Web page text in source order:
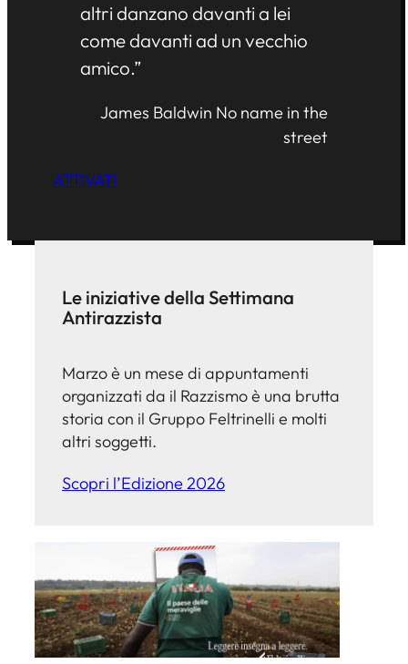
altri danzano davanti a lei
come davanti ad un vecchio
amico.”
James Baldwin No name in the
street
ATTIVATI
Le iniziative della Settimana
Antirazzista
Marzo è un mese di appuntamenti
organizzati da il Razzismo è una brutta
storia con il Gruppo Feltrinelli e molti
altri soggetti.
Scopri l’Edizione 2026